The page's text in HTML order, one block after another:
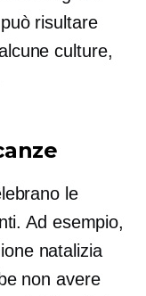
risultare
culture,
le
Ad esempio,
natalizia
non avere